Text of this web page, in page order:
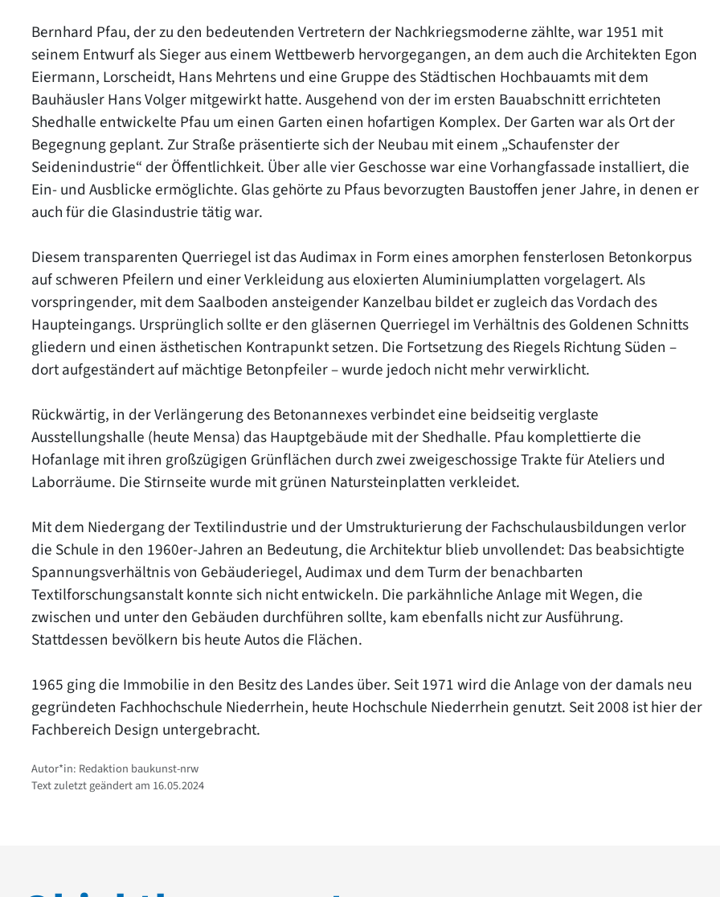
Bernhard Pfau, der zu den bedeutenden Vertretern der Nachkriegsmoderne zählte, war 1951 mit
seinem Entwurf als Sieger aus einem Wettbewerb hervorgegangen, an dem auch die Architekten Egon
Eiermann, Lorscheidt, Hans Mehrtens und eine Gruppe des Städtischen Hochbauamts mit dem
Bauhäusler Hans Volger mitgewirkt hatte. Ausgehend von der im ersten Bauabschnitt errichteten
Shedhalle entwickelte Pfau um einen Garten einen hofartigen Komplex. Der Garten war als Ort der
Begegnung geplant. Zur Straße präsentierte sich der Neubau mit einem „Schaufenster der
Seidenindustrie“ der Öffentlichkeit. Über alle vier Geschosse war eine Vorhangfassade installiert, die
Ein- und Ausblicke ermöglichte. Glas gehörte zu Pfaus bevorzugten Baustoffen jener Jahre, in denen er
auch für die Glasindustrie tätig war.
Diesem transparenten Querriegel ist das Audimax in Form eines amorphen fensterlosen Betonkorpus
auf schweren Pfeilern und einer Verkleidung aus eloxierten Aluminiumplatten vorgelagert. Als
vorspringender, mit dem Saalboden ansteigender Kanzelbau bildet er zugleich das Vordach des
Haupteingangs. Ursprünglich sollte er den gläsernen Querriegel im Verhältnis des Goldenen Schnitts
gliedern und einen ästhetischen Kontrapunkt setzen. Die Fortsetzung des Riegels Richtung Süden –
dort aufgeständert auf mächtige Betonpfeiler – wurde jedoch nicht mehr verwirklicht.
Rückwärtig, in der Verlängerung des Betonannexes verbindet eine beidseitig verglaste
Ausstellungshalle (heute Mensa) das Hauptgebäude mit der Shedhalle. Pfau komplettierte die
Hofanlage mit ihren großzügigen Grünflächen durch zwei zweigeschossige Trakte für Ateliers und
Laborräume. Die Stirnseite wurde mit grünen Natursteinplatten verkleidet.
Mit dem Niedergang der Textilindustrie und der Umstrukturierung der Fachschulausbildungen verlor
die Schule in den 1960er-Jahren an Bedeutung, die Architektur blieb unvollendet: Das beabsichtigte
Spannungsverhältnis von Gebäuderiegel, Audimax und dem Turm der benachbarten
Textilforschungsanstalt konnte sich nicht entwickeln. Die parkähnliche Anlage mit Wegen, die
zwischen und unter den Gebäuden durchführen sollte, kam ebenfalls nicht zur Ausführung.
Stattdessen bevölkern bis heute Autos die Flächen.
1965 ging die Immobilie in den Besitz des Landes über. Seit 1971 wird die Anlage von der damals neu
gegründeten Fachhochschule Niederrhein, heute Hochschule Niederrhein genutzt. Seit 2008 ist hier der
Fachbereich Design untergebracht.
Autor*in: Redaktion baukunst-nrw
Text zuletzt geändert am 16.05.2024